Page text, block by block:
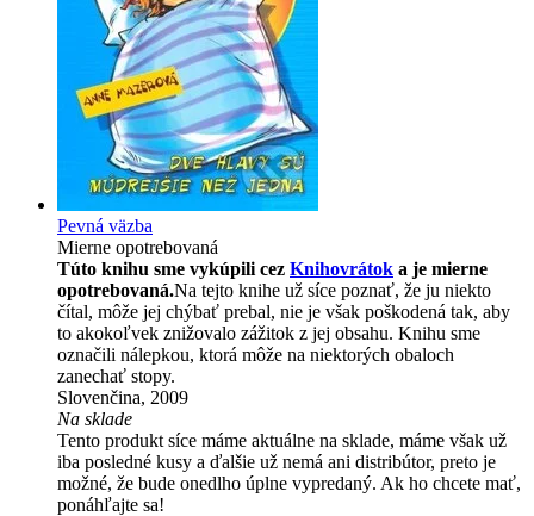
Pevná väzba
Mierne opotrebovaná
Túto knihu sme vykúpili cez Knihovrátok a je mierne
opotrebovaná.Na tejto knihe už síce poznať, že ju niekto
čítal, môže jej chýbať prebal, nie je však poškodená tak, aby
to akokoľvek znižovalo zážitok z jej obsahu. Knihu sme
označili nálepkou, ktorá môže na niektorých obaloch
zanechať stopy.
Slovenčina, 2009
Na sklade
Tento produkt síce máme aktuálne na sklade, máme však už
iba posledné kusy a ďalšie už nemá ani distribútor, preto je
možné, že bude onedlho úplne vypredaný. Ak ho chcete mať,
ponáhľajte sa!